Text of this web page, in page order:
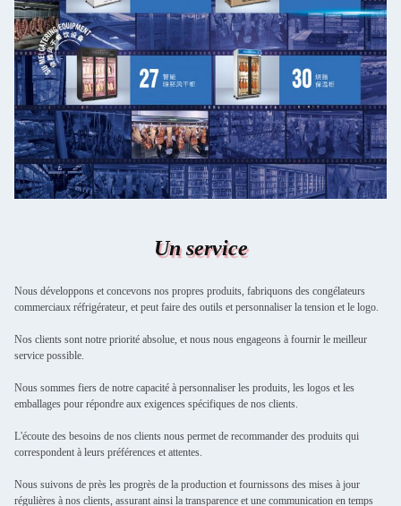
Un service
Nous développons et concevons nos propres produits, fabriquons des congélateurs
commerciaux réfrigérateur, et peut faire des outils et personnaliser la tension et le logo.
Nos clients sont notre priorité absolue, et nous nous engageons à fournir le meilleur
service possible.
Nous sommes fiers de notre capacité à personnaliser les produits, les logos et les
emballages pour répondre aux exigences spécifiques de nos clients.
L'écoute des besoins de nos clients nous permet de recommander des produits qui
correspondent à leurs préférences et attentes.
Nous suivons de près les progrès de la production et fournissons des mises à jour
régulières à nos clients, assurant ainsi la transparence et une communication en temps